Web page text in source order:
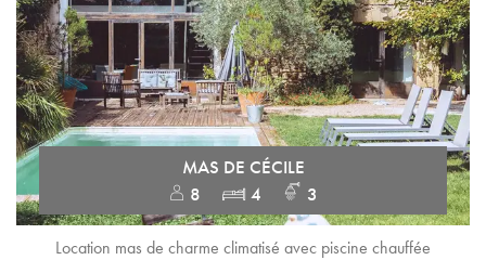
MAS DE CÉCILE
8
4 3
Location mas de charme climatisé avec piscine chauffée